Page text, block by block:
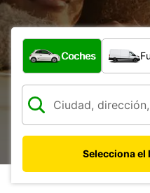
¿Qué tipo de vehículo?
Coches
Selecciona el